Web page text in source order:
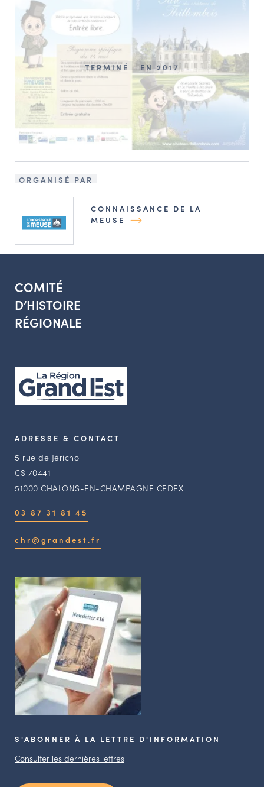
TERMINÉ EN 2017
ORGANISÉ PAR
CONNAISSANCE DE LA
MEUSE
COMITÉ
D’HISTOIRE
RÉGIONALE
ADRESSE & CONTACT
5 rue de Jéricho
CS 70441
51000 CHALONS-EN-CHAMPAGNE CEDEX
03 87 31 81 45
chr@grandest.fr
S'ABONNER À LA LETTRE D'INFORMATION
Consulter les dernières lettres